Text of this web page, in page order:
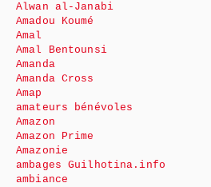
Alwan al-Janabi
Amadou Koumé
Amal
Amal Bentounsi
Amanda
Amanda Cross
Amap
amateurs bénévoles
Amazon
Amazon Prime
Amazonie
ambages Guilhotina.info
ambiance